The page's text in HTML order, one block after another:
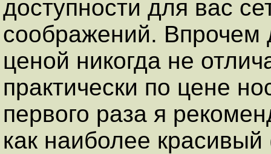
доступности для вас
соображений. Впрочем
ценой никогда не
практически по цене
первого раза я
как наиболее красивый